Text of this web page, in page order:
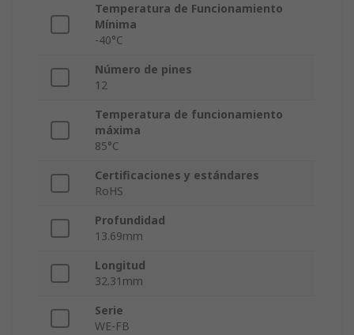
Temperatura de Funcionamiento
Mínima
-40°C
Número de pines
12
Temperatura de funcionamiento
máxima
85°C
Certificaciones y estándares
RoHS
Profundidad
13.69mm
Longitud
32.31mm
Serie
WE‑FB